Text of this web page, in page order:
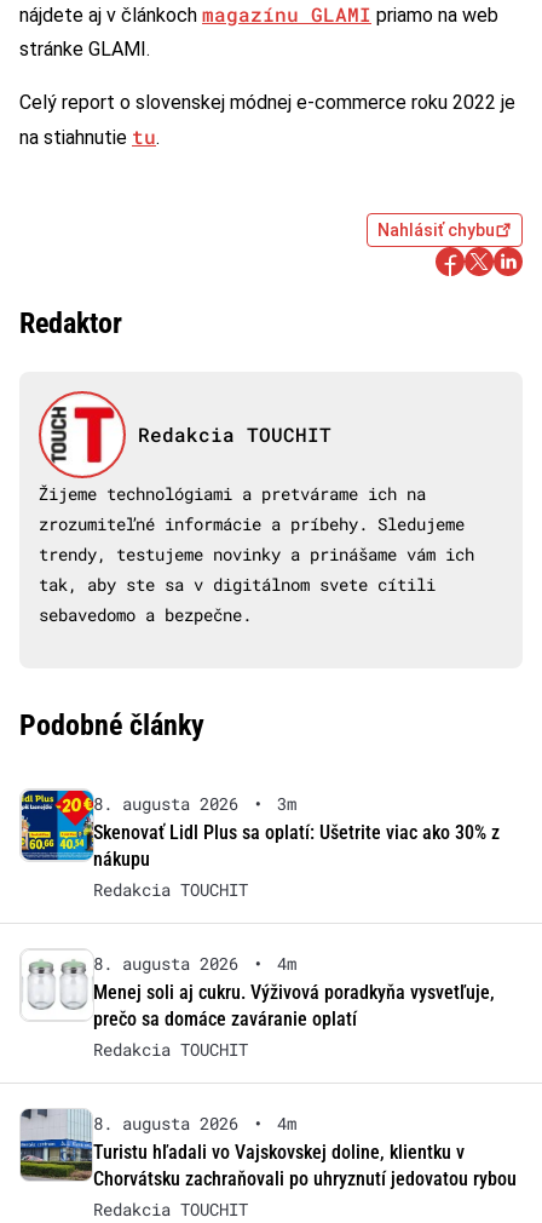
nájdete aj v článkoch magazínu GLAMI priamo na web
stránke GLAMI.
Celý report o slovenskej módnej e-commerce roku 2022 je
na stiahnutie tu.
Nahlásiť chybu
Redaktor
Redakcia TOUCHIT
Žijeme technológiami a pretvárame ich na
zrozumiteľné informácie a príbehy. Sledujeme
trendy, testujeme novinky a prinášame vám ich
tak, aby ste sa v digitálnom svete cítili
sebavedomo a bezpečne.
Podobné články
8. augusta 2026 •
3m
Skenovať Lidl Plus sa oplatí: Ušetrite viac ako 30% z
nákupu
Redakcia TOUCHIT
8. augusta 2026 •
4m
Menej soli aj cukru. Výživová poradkyňa vysvetľuje,
prečo sa domáce zaváranie oplatí
Redakcia TOUCHIT
8. augusta 2026 •
4m
Turistu hľadali vo Vajskovskej doline, klientku v
Chorvátsku zachraňovali po uhryznutí jedovatou rybou
Redakcia TOUCHIT